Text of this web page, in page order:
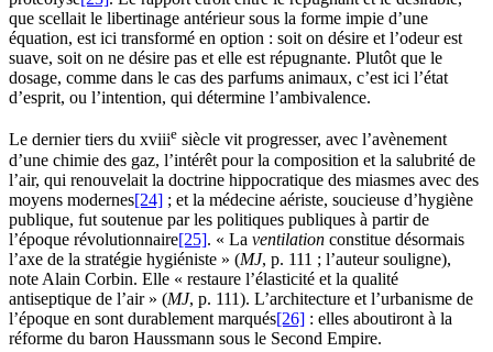
que scellait le libertinage antérieur sous la forme impie d’une
équation, est ici transformé en option : soit on désire et l’odeur est
suave, soit on ne désire pas et elle est répugnante. Plutôt que le
dosage, comme dans le cas des parfums animaux, c’est ici l’état
d’esprit, ou l’intention, qui détermine l’ambivalence.
Le dernier tiers du xviiie siècle vit progresser, avec l’avènement
d’une chimie des gaz, l’intérêt pour la composition et la salubrité de
l’air, qui renouvelait la doctrine hippocratique des miasmes avec des
moyens modernes[24] ; et la médecine aériste, soucieuse d’hygiène
publique, fut soutenue par les politiques publiques à partir de
l’époque révolutionnaire[25]. « La ventilation constitue désormais
l’axe de la stratégie hygiéniste » (MJ, p. 111 ; l’auteur souligne),
note Alain Corbin. Elle « restaure l’élasticité et la qualité
antiseptique de l’air » (MJ, p. 111). L’architecture et l’urbanisme de
l’époque en sont durablement marqués[26] : elles aboutiront à la
réforme du baron Haussmann sous le Second Empire.